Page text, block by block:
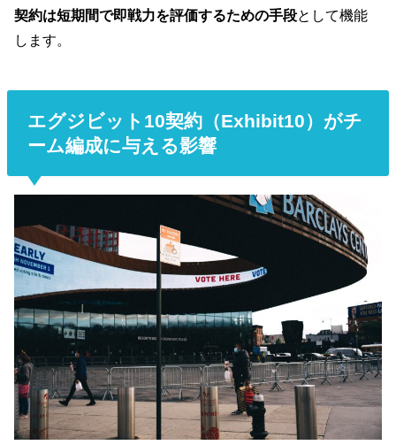
契約は短期間で即戦力を評価するための手段として機能
します。
エグジビット10契約（Exhibit10）がチ
ーム編成に与える影響